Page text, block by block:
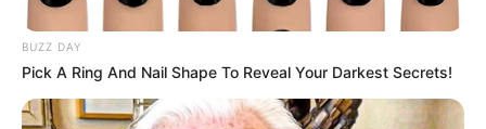
BUZZ DAY
Pick A Ring And Nail Shape To Reveal Your Darkest Secrets!